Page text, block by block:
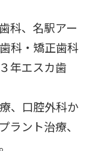
科、名駅アー
科・矯正歯科
年エスカ歯
、口腔外科か
ラント治療、